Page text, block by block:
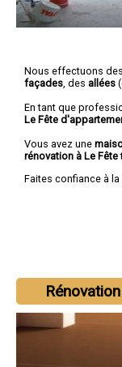
Nous effectuons
façades , des allées
En tant que
Le Fête
Vous avez une
rénovation à Le Fête
Faites confiance à la